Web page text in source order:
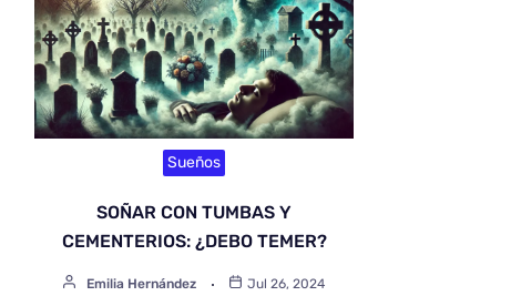
Sueños
SOÑAR CON TUMBAS Y
CEMENTERIOS: ¿DEBO TEMER?
Emilia Hernández Jul 26, 2024